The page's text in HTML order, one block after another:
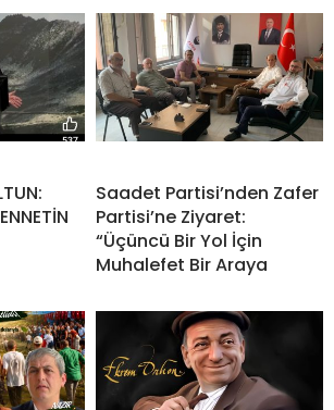
Saadet Partisi’nden Zafer
Partisi’ne Ziyaret:
“Üçüncü Bir Yol İçin
Muhalefet Bir Araya